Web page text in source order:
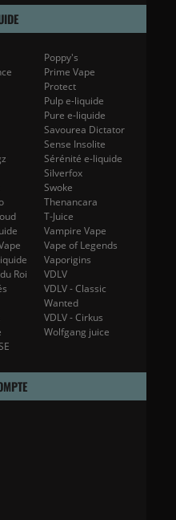
Roi
Poppy's
Prime Vape
Protect
Pulp e-liquide
Pure e-liquide
Savourea Dictator
Sense Insolite
Sérénité e-liquide
Silverfox
Swoke
Thenancara
T-Juice
Vampire Vape
Vape of Legends
Vaporigins
VDLV
VDLV - Classic
Wanted
VDLV - Cirkus
Wolfgang juice